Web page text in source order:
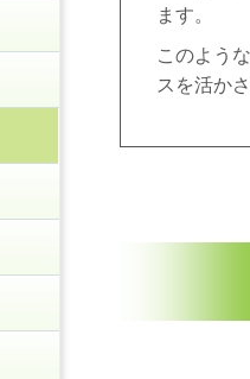
ます。
このよう
スを活か